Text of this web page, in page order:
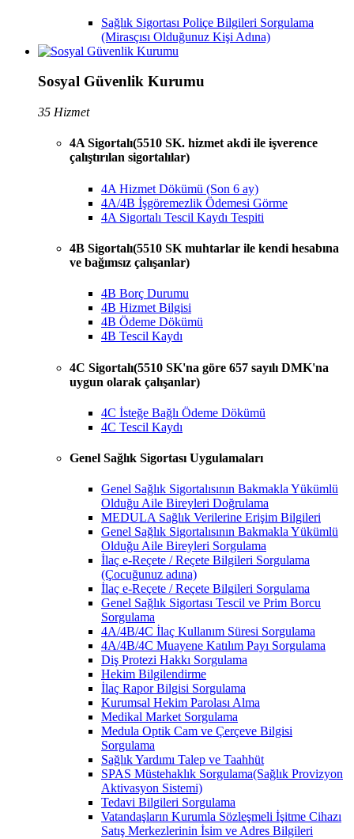
Sağlık Sigortası Poliçe Bilgileri Sorgulama
(Mirasçısı Olduğunuz Kişi Adına)
Sosyal Güvenlik Kurumu
35 Hizmet
4A Sigortalı(5510 SK. hizmet akdi ile işverence
çalıştırılan sigortalılar)
4A Hizmet Dökümü (Son 6 ay)
4A/4B İşgöremezlik Ödemesi Görme
4A Sigortalı Tescil Kaydı Tespiti
4B Sigortalı(5510 SK muhtarlar ile kendi hesabına
ve bağımsız çalışanlar)
4B Borç Durumu
4B Hizmet Bilgisi
4B Ödeme Dökümü
4B Tescil Kaydı
4C Sigortalı(5510 SK'na göre 657 sayılı DMK'na
uygun olarak çalışanlar)
4C İsteğe Bağlı Ödeme Dökümü
4C Tescil Kaydı
Genel Sağlık Sigortası Uygulamaları
Genel Sağlık Sigortalısının Bakmakla Yükümlü
Olduğu Aile Bireyleri Doğrulama
MEDULA Sağlık Verilerine Erişim Bilgileri
Genel Sağlık Sigortalısının Bakmakla Yükümlü
Olduğu Aile Bireyleri Sorgulama
İlaç e-Reçete / Reçete Bilgileri Sorgulama
(Çocuğunuz adına)
İlaç e-Reçete / Reçete Bilgileri Sorgulama
Genel Sağlık Sigortası Tescil ve Prim Borcu
Sorgulama
4A/4B/4C İlaç Kullanım Süresi Sorgulama
4A/4B/4C Muayene Katılım Payı Sorgulama
Diş Protezi Hakkı Sorgulama
Hekim Bilgilendirme
İlaç Rapor Bilgisi Sorgulama
Kurumsal Hekim Parolası Alma
Medikal Market Sorgulama
Medula Optik Cam ve Çerçeve Bilgisi
Sorgulama
Sağlık Yardımı Talep ve Taahhüt
SPAS Müstehaklık Sorgulama(Sağlık Provizyon
Aktivasyon Sistemi)
Tedavi Bilgileri Sorgulama
Vatandaşların Kurumla Sözleşmeli İşitme Cihazı
Satış Merkezlerinin İsim ve Adres Bilgileri